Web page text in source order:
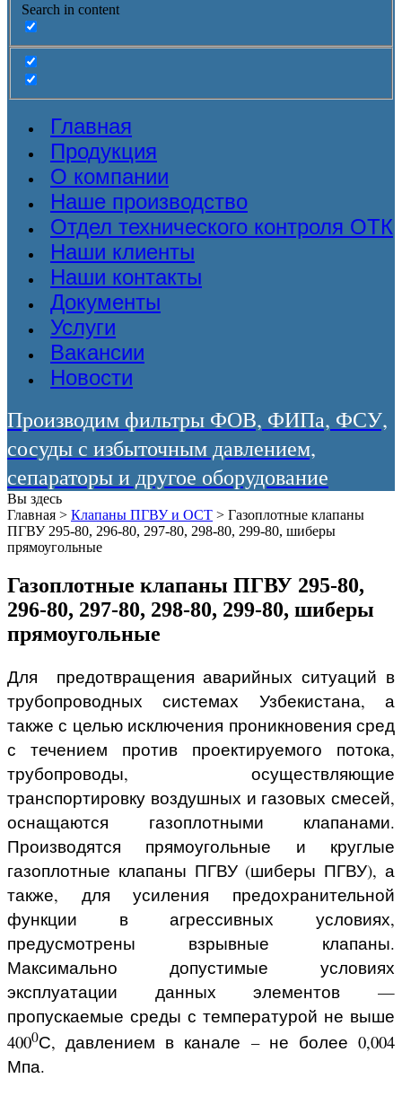
Search in content
Главная
Продукция
О компании
Наше производство
Отдел технического контроля ОТК
Наши клиенты
Наши контакты
Документы
Услуги
Вакансии
Новости
Производим фильтры ФОВ, ФИПа, ФСУ,
сосуды с избыточным давлением,
сепараторы и другое оборудование
Вы здесь
Главная > Клапаны ПГВУ и ОСТ > Газоплотные клапаны
ПГВУ 295-80, 296-80, 297-80, 298-80, 299-80, шиберы
прямоугольные
Газоплотные клапаны ПГВУ 295-80,
296-80, 297-80, 298-80, 299-80, шиберы
прямоугольные
Для предотвращения аварийных ситуаций в
трубопроводных системах Узбекистана, а
также с целью исключения проникновения сред
с течением против проектируемого потока,
трубопроводы, осуществляющие
транспортировку воздушных и газовых смесей,
оснащаются газоплотными клапанами.
Производятся прямоугольные и круглые
газоплотные клапаны ПГВУ (шиберы ПГВУ), а
также, для усиления предохранительной
функции в агрессивных условиях,
предусмотрены взрывные клапаны.
Максимально допустимые условиях
эксплуатации данных элементов —
пропускаемые среды с температурой не выше
4000С, давлением в канале – не более 0,004
Мпа.